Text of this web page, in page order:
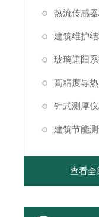
热流传感
高精度导
针式测厚
建筑节能
查看全